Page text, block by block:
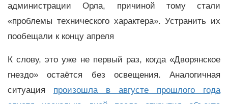
администрации Орла, причиной тому стали
«проблемы технического характера». Устранить их
пообещали к концу апреля
К слову, это уже не первый раз, когда «Дворянское
гнездо» остаётся без освещения. Аналогичная
ситуация произошла в августе прошлого года